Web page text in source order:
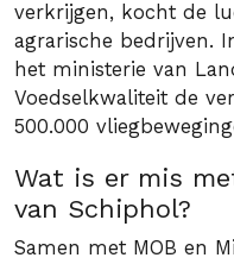
verkrijgen, kocht de
agrarische bedrijven.
het ministerie van
Voedselkwaliteit de
500.000
Wat is er mis
van Schiphol?
Samen met MOB en